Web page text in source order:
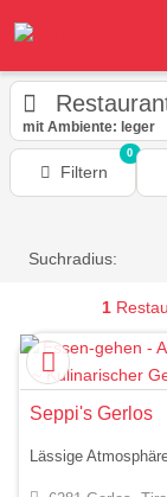
mit Ambiente: leger
Filtern
0
Suchradius:
1
Seppi's Gerlos
Lässige